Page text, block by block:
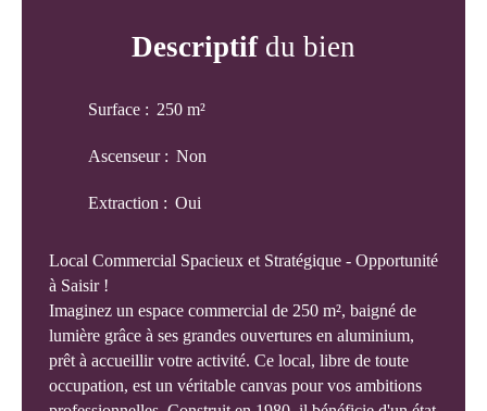
Descriptifdu bien
Surface : 250 m²
Ascenseur: Non
Extraction : Oui
Local Commercial Spacieux et Stratégique - Opportunité
à Saisir !
Imaginez un espace commercial de 250 m², baigné de
lumière grâce à ses grandes ouvertures en aluminium,
prêt à accueillir votre activité. Ce local, libre de toute
occupation, est un véritable canvas pour vos ambitions